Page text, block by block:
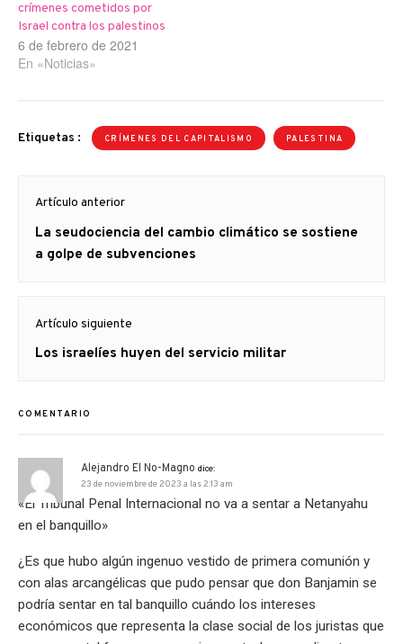
crímenes cometidos por
Israel contra los palestinos
6 de febrero de 2021
En «Noticias»
Etiquetas : CRÍMENES DEL CAPITALISMO PALESTINA
de
entradas
Artículo anterior
Artículo
anterior
La seudociencia del cambio climático se sostiene
a golpe de subvenciones
Artículo siguiente
Artículo
Los israelíes huyen del servicio militar
COMENTARIO
Alejandro El No-Magno dice:
23 de noviembre de 2023 a las 2:13 am
«El Tribunal Penal Internacional no va a sentar a Netanyahu
en el banquillo»
¿Es que hubo algún ingenuo vestido de primera comunión y
con alas arcangélicas que pudo pensar que don Banjamin se
podría sentar en tal banquillo cuándo los intereses
económicos que representa la clase social de los juristas que